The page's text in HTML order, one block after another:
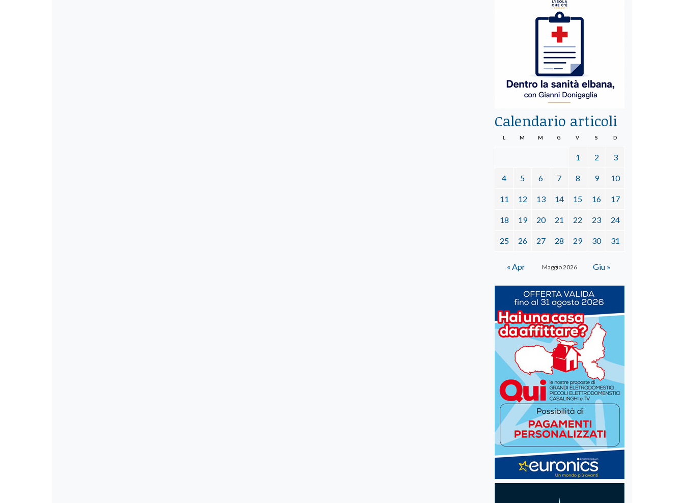
Calendario articoli
Maggio 2026
L M M G V S D
1 2 3
4 5 6 7 8 9 10
11 12 13 14 15 16 17
18 19 20 21 22 23 24
25 26 27 28 29 30 31
« Apr Giu »